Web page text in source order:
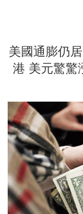
美國通膨仍
港 美元驚驚